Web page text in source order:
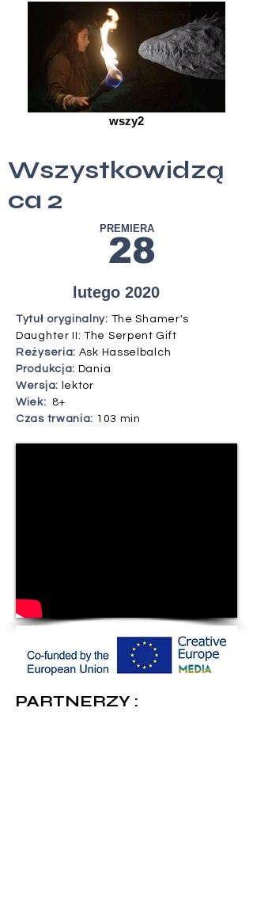
wszy2
Wszystkowidzą
ca 2
28
PREMIERA
lutego 2020
Tytuł oryginalny: The Shamer's
Daughter II: The Serpent Gift
Reżyseria: Ask Hasselbalch
Produkcja: Dania
Wersja: lektor
Wiek: 8+
Czas trwania: 103 min
PARTNERZY :